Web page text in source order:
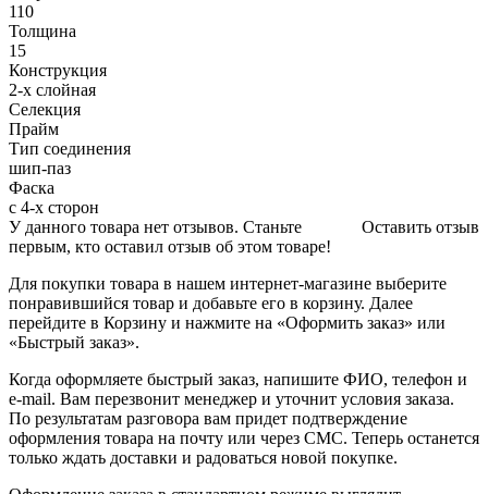
110
Толщина
15
Конструкция
2-х слойная
Селекция
Прайм
Тип соединения
шип-паз
Фаска
с 4-х сторон
Оставить отзыв
У данного товара нет отзывов. Станьте
первым, кто оставил отзыв об этом товаре!
Для покупки товара в нашем интернет-магазине выберите
понравившийся товар и добавьте его в корзину. Далее
перейдите в Корзину и нажмите на «Оформить заказ» или
«Быстрый заказ».
Когда оформляете быстрый заказ, напишите ФИО, телефон и
e-mail. Вам перезвонит менеджер и уточнит условия заказа.
По результатам разговора вам придет подтверждение
оформления товара на почту или через СМС. Теперь останется
только ждать доставки и радоваться новой покупке.